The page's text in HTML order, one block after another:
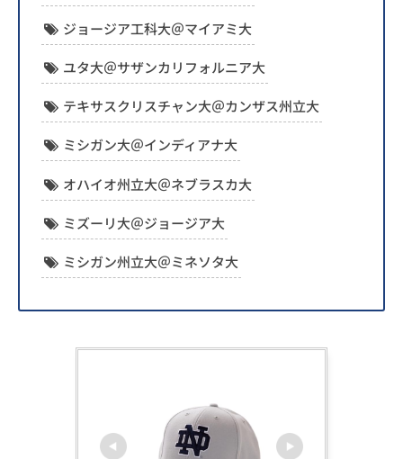
ジョージア工科大＠マイアミ大
ユタ大＠サザンカリフォルニア大
テキサスクリスチャン大＠カンザス州立大
ミシガン大＠インディアナ大
オハイオ州立大＠ネブラスカ大
ミズーリ大＠ジョージア大
ミシガン州立大＠ミネソタ大